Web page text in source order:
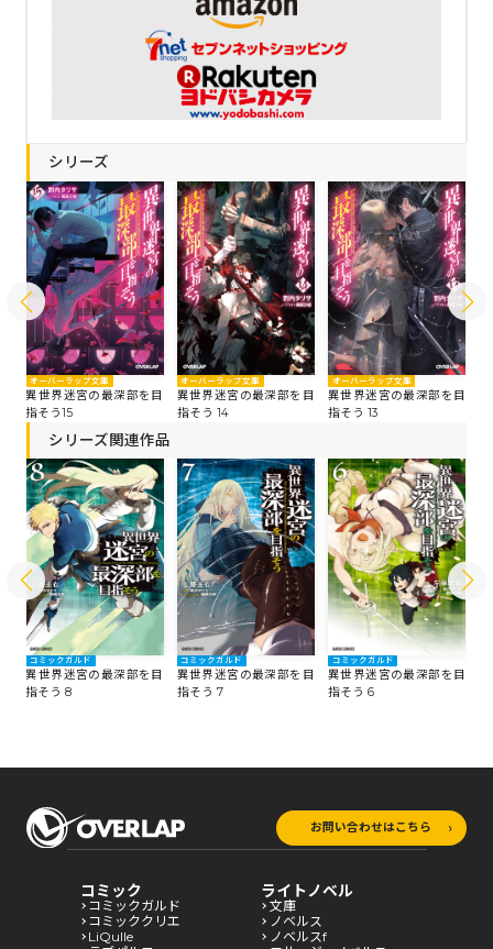
シリーズ
オーバーラップ文庫
異世界迷宮の最深部を目
指そう15
オーバーラップ文庫
異世界迷宮の最深部を目
指そう 14
オーバーラップ文庫
異世界迷宮の最深部を目
指そう 13
シリーズ関連作品
コミックガルド
異世界迷宮の最深部を目
指そう 8
コミックガルド
異世界迷宮の最深部を目
指そう 7
コミックガルド
異世界迷宮の最深部を目
指そう 6
お問い合わせはこちら
コミック
コミックガルド
コミッククリエ
LiQulle
ライトノベル
文庫
ノベルス
ノベルスf